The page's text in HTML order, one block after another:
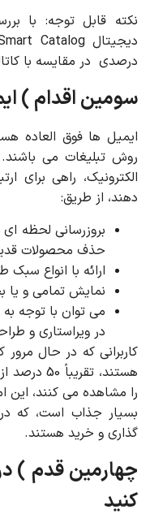
نکته قابل توجه: با
درصدی در مقایسه با
سومین اقدام )
ایمیل ها فوق العاده
روش تبلیغات می باشند.
الکترونیک، راهی برای
دهند، از طریق:
بروزرسانی لحظه
حذف محصولات
ارائه با انواع سبک
نمایش تمامی و
می توان با توجه
در ویراستاری و
کاربرانی که در حال مرور
هستند،
را مشاهده می کنند،
بسیار جذاب است، که
گذاری و خرید هستند.
چهارمین قدم )
کنید